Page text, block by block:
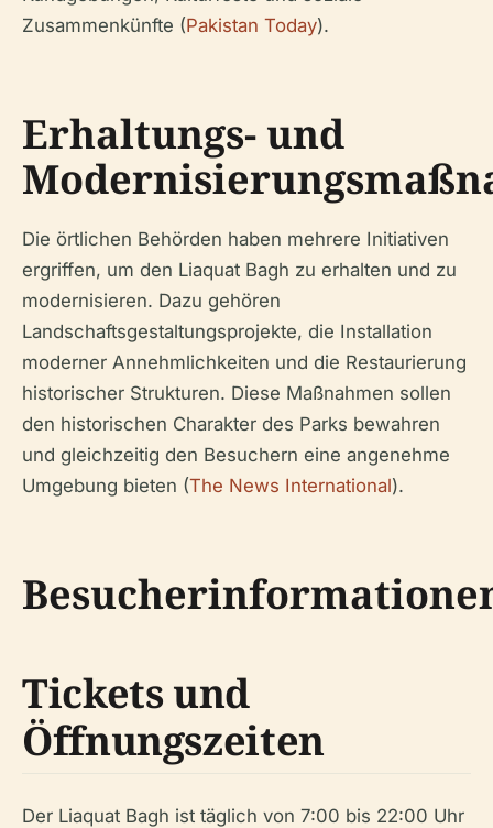
Zusammenkünfte (Pakistan Today).
Erhaltungs- und
Die örtlichen Behörden haben mehrere Initiativen
ergriffen, um den Liaquat Bagh zu erhalten und zu
modernisieren. Dazu gehören
Landschaftsgestaltungsprojekte, die Installation
moderner Annehmlichkeiten und die Restaurierung
historischer Strukturen. Diese Maßnahmen sollen
den historischen Charakter des Parks bewahren
und gleichzeitig den Besuchern eine angenehme
Umgebung bieten (The News International).
Tickets und
Öffnungszeiten
Der Liaquat Bagh ist täglich von 7:00 bis 22:00 Uhr